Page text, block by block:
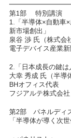
第1部 特別講演
1.「半導体×自動車
新市場創出」
泉谷 渉 氏（株式
電子デバイス産業
2.「日本成長の鍵は
大幸 秀成 氏（半導
BHオフィス代表
フジアルテ株式会
第2部 パネルディ
「半導体が導く次